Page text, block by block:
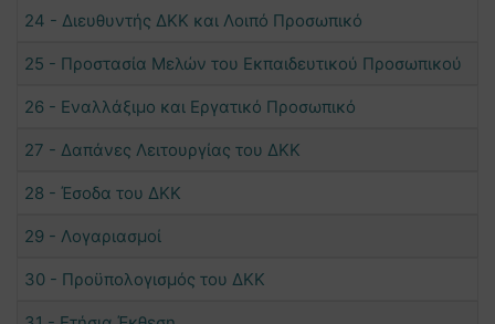
24 - Διευθυντής ΔΚΚ και Λοιπό Προσωπικό
25 - Προστασία Μελών του Εκπαιδευτικού Προσωπικού
26 - Εναλλάξιμο και Εργατικό Προσωπικό
27 - Δαπάνες Λειτουργίας του ΔΚΚ
28 - Έσοδα του ΔΚΚ
29 - Λογαριασμοί
30 - Προϋπολογισμός του ΔΚΚ